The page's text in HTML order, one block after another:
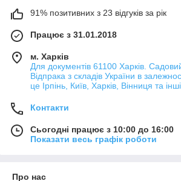
91% позитивних з 23 відгуків за рік
Працює з 31.01.2018
м. Харків
Для документів 61100 Харків.
Відпрака з складів України в
це Ірпінь, Київ, Харків, Вінниця та
Контакти
Сьогодні працює з 10:00 до 16:00
Показати весь графік роботи
Про нас